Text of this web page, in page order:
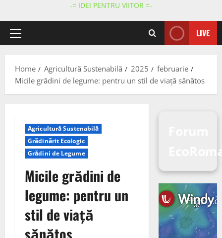
-= IDEI PENTRU VIITOR =-
Primary
LIVE
Home Agricultură Sustenabilă 2025
februarie
Micile grădini de legume: pentru un stil de viață sănătos
Agricultură Sustenabilă
Grădinărit Ecologic
Grădini de Legume
Micile grădini de
legume: pentru un
stil de viață
sănătos